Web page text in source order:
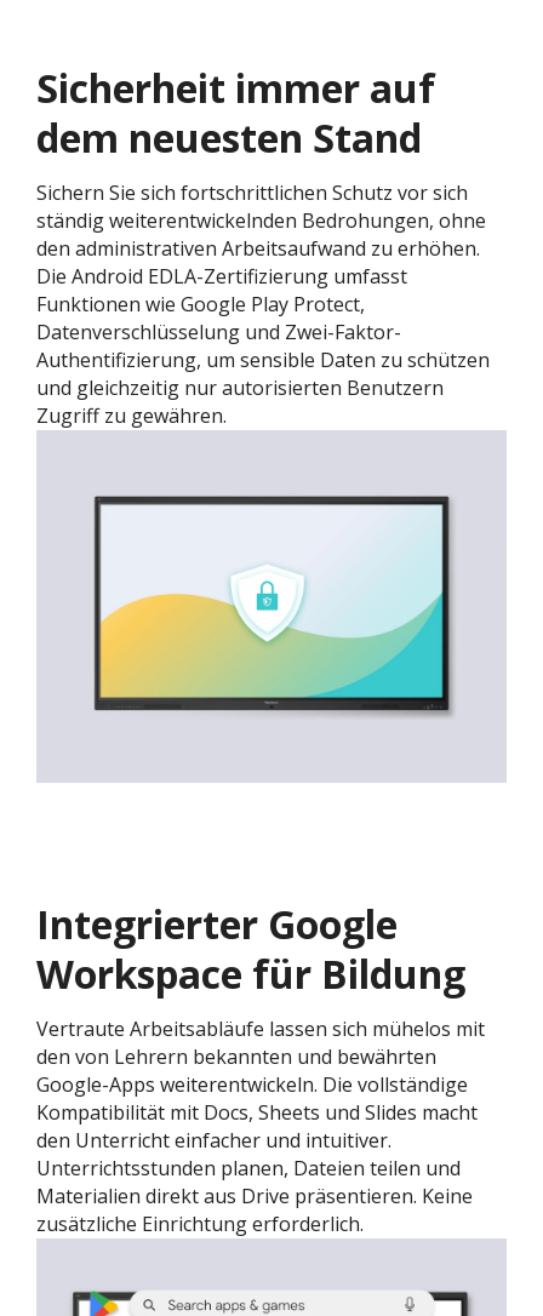
Sicherheit immer auf
dem neuesten Stand
Sichern Sie sich fortschrittlichen Schutz vor sich
ständig weiterentwickelnden Bedrohungen, ohne
den administrativen Arbeitsaufwand zu erhöhen.
Die Android EDLA-Zertifizierung umfasst
Funktionen wie Google Play Protect,
Datenverschlüsselung und Zwei-Faktor-
Authentifizierung, um sensible Daten zu schützen
und gleichzeitig nur autorisierten Benutzern
Zugriff zu gewähren.
Integrierter Google
Workspace für Bildung
Vertraute Arbeitsabläufe lassen sich mühelos mit
den von Lehrern bekannten und bewährten
Google-Apps weiterentwickeln. Die vollständige
Kompatibilität mit Docs, Sheets und Slides macht
den Unterricht einfacher und intuitiver.
Unterrichtsstunden planen, Dateien teilen und
Materialien direkt aus Drive präsentieren. Keine
zusätzliche Einrichtung erforderlich.